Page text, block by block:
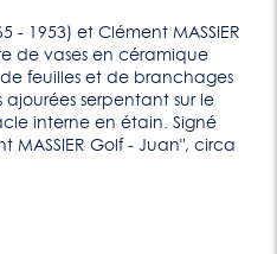
- 1953) et Clément MASSIER
de vases en céramique
feuilles et de branchages
ajourées serpentant sur le
interne en étain. Signé
MASSIER Golf - Juan", circa